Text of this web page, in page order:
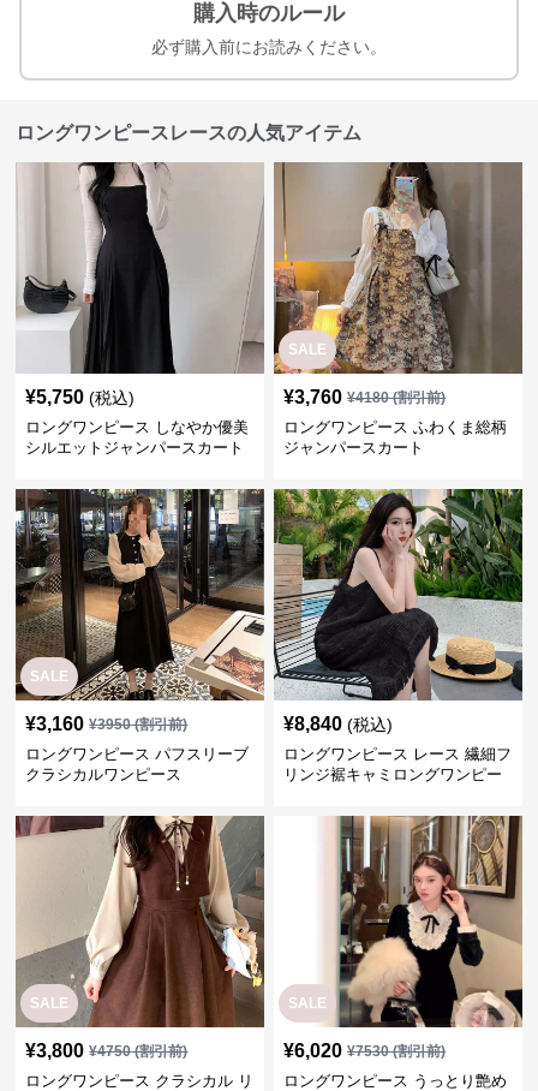
購入時のルール
必ず購入前にお読みください。
ロングワンピースレースの人気アイテム
¥5,750 (税込)
ロングワンピース しなやか優美
シルエットジャンパースカート
SALE
¥3,760 ¥4180(割引前)
ロングワンピース ふわくま総柄
ジャンパースカート
SALE
¥3,160 ¥3950(割引前)
ロングワンピース パフスリーブ
クラシカルワンピース
¥8,840 (税込)
ロングワンピース レース 繊細フ
リンジ裾キャミロングワンピー
SALE
¥3,800 ¥4750(割引前)
ロングワンピース クラシカル リ
SALE
¥6,020 ¥7530(割引前)
ロングワンピース うっとり艶め